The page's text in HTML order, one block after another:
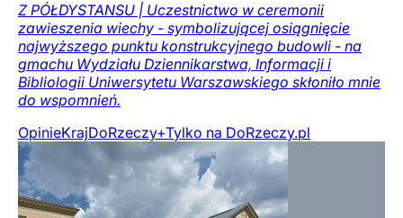
Z PÓŁDYSTANSU | Uczestnictwo w ceremonii
zawieszenia wiechy - symbolizującej osiągnięcie
najwyższego punktu konstrukcyjnego budowli - na
gmachu Wydziału Dziennikarstwa, Informacji i
Bibliologii Uniwersytetu Warszawskiego skłoniło mnie
do wspomnień.
OpinieKrajDoRzeczy+Tylko na DoRzeczy.pl